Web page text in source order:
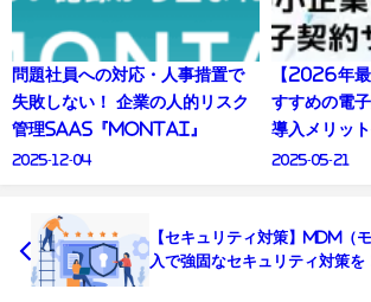
問題社員への対応・人事措置で
失敗しない！ 企業の人的リスク
管理SaaS『MONTAI』
2025-12-04
【2026年
すすめの電
導入メリッ
2025-05-21
【セキュリティ対策】MDM（
入で強固なセキュリティ対策を